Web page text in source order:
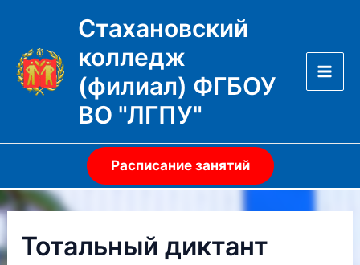
содержимому
Стахановский
колледж
(филиал) ФГБОУ
ВО "ЛГПУ"
Расписание занятий
Тотальный диктант